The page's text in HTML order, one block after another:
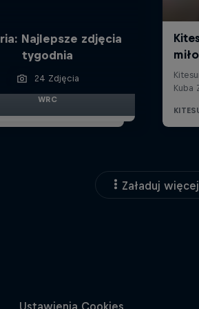
Najlepsze zdjęcia
tygodnia
24 Zdjęcia
WRC
Załaduj więcej